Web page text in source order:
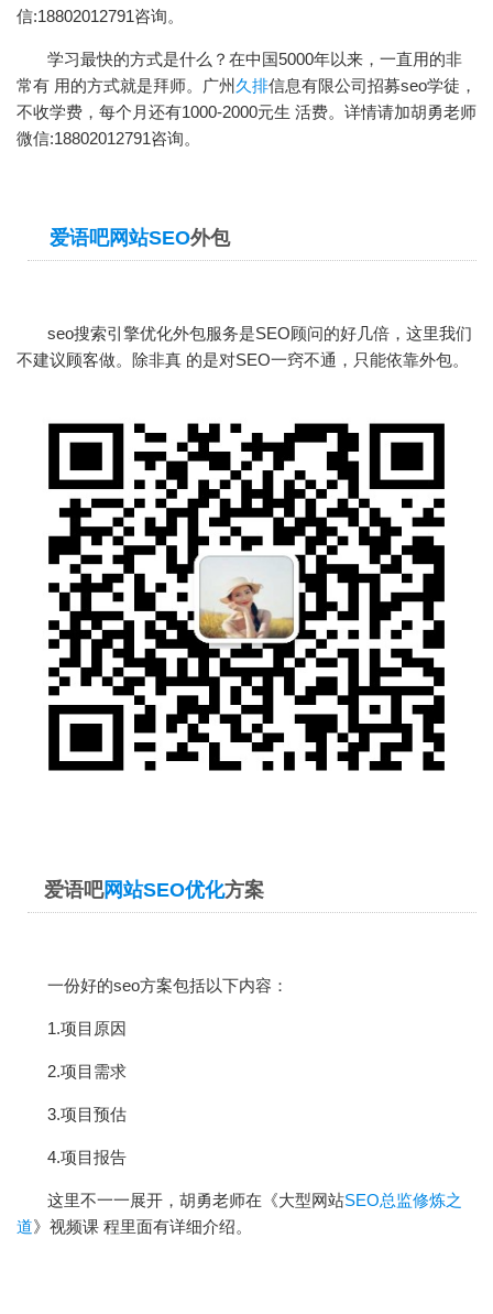
信:18802012791咨询。
学习最快的方式是什么？在中国5000年以来，一直用的非
常有 用的方式就是拜师。广州 久排信息有限公司招募seo学徒，
不收学费，每个月还有1000-2000元生 活费。详情请加胡勇老师
微信:18802012791咨询。
爱语吧网站SEO外包
seo搜索引擎优化外包服务是SEO顾问的好几倍，这里我们
不建议顾客做。除非真 的是对SEO一窍不通，只能依靠外包。
爱语吧网站SEO优化方案
一份好的seo方案包括以下内容：
1.项目原因
2.项目需求
3.项目预估
4.项目报告
这里不一一展开，胡勇老师在《大型网站SEO总监修炼之
道》视频课 程里面有详细介绍。